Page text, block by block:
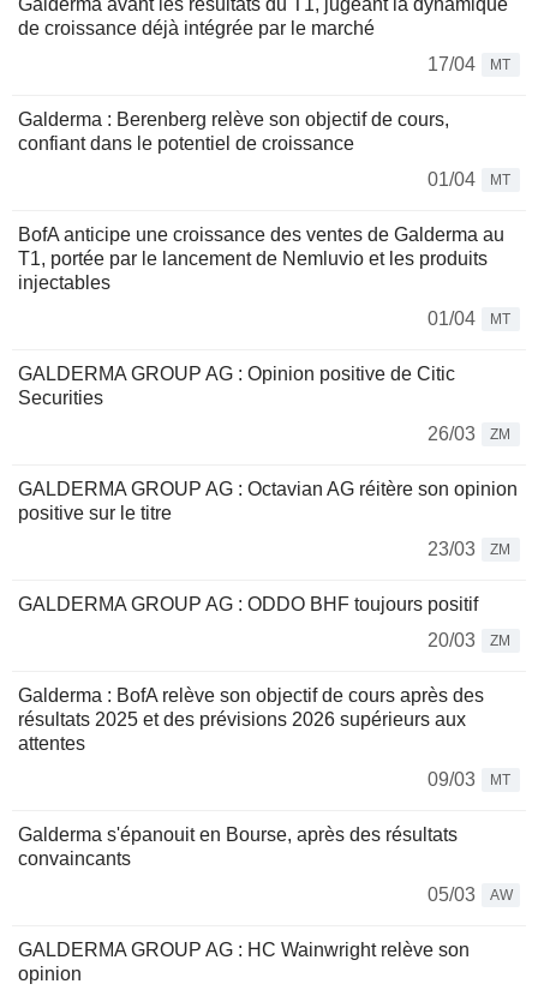
Galderma avant les résultats du T1, jugeant la dynamique
de croissance déjà intégrée par le marché
17/04
MT
Galderma : Berenberg relève son objectif de cours,
confiant dans le potentiel de croissance
01/04
MT
BofA anticipe une croissance des ventes de Galderma au
T1, portée par le lancement de Nemluvio et les produits
injectables
01/04
MT
GALDERMA GROUP AG : Opinion positive de Citic
Securities
26/03
ZM
GALDERMA GROUP AG : Octavian AG réitère son opinion
positive sur le titre
23/03
ZM
GALDERMA GROUP AG : ODDO BHF toujours positif
20/03
ZM
Galderma : BofA relève son objectif de cours après des
résultats 2025 et des prévisions 2026 supérieurs aux
attentes
09/03
MT
Galderma s'épanouit en Bourse, après des résultats
convaincants
05/03
AW
GALDERMA GROUP AG : HC Wainwright relève son
opinion